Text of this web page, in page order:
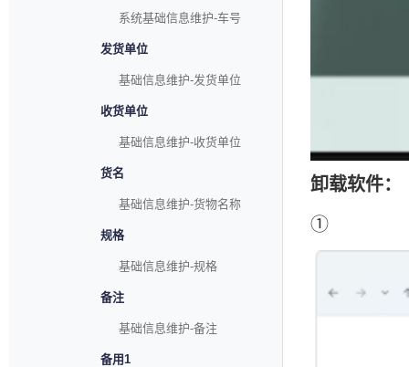
系统基础信息维护-车号
发货单位
基础信息维护-发货单位
收货单位
基础信息维护-收货单位
货名
基础信息维护-货物名称
规格
基础信息维护-规格
备注
基础信息维护-备注
备用1
卸载软件：
①